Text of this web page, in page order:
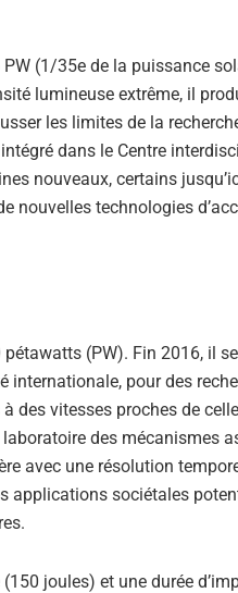
(1/35e de la puissance
lumineuse extrême, il
les limites de la
dans le Centre
nouveaux, certains
nouvelles technologies
(PW). Fin 2016, il
pour des
des vitesses proches de
des mécanismes
avec une résolution
applications sociétales
joules) et une durée